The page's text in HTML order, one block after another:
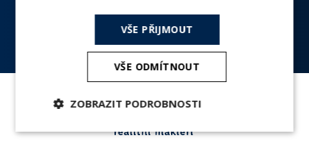
VŠE PŘIJMOUT
VŠE ODMÍTNOUT
ZOBRAZIT PODROBNOSTI
Nezbytně
Analytika Marketing